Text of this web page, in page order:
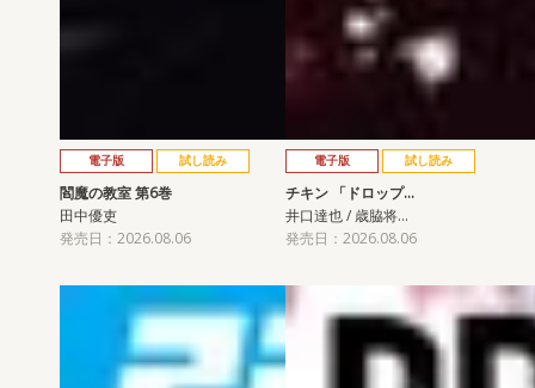
電子版 試し読み
閻魔の教室 第6巻
田中優吏
発売日：2026.08.06
電子版 試し読み
チキン 「ドロップ…
井口達也 / 歳脇将…
発売日：2026.08.06